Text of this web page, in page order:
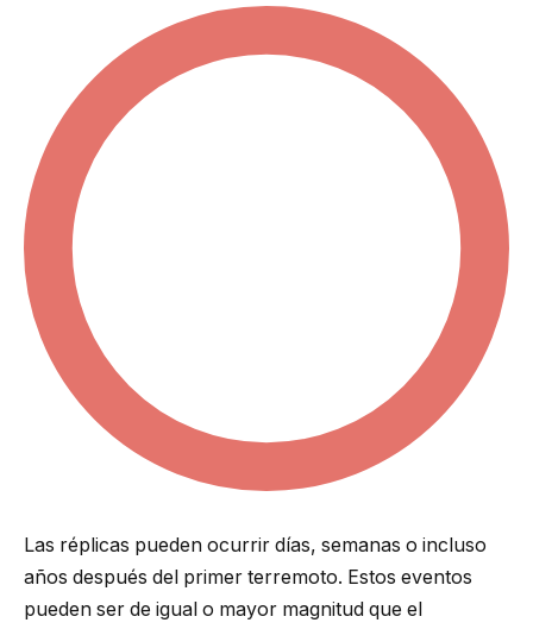
Las réplicas pueden ocurrir días, semanas o incluso
años después del primer terremoto. Estos eventos
pueden ser de igual o mayor magnitud que el